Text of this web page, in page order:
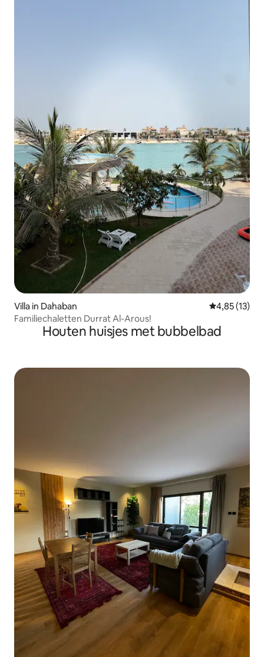
Villa in Dahaban Gemiddelde
4,85 (13)
Familiechaletten Durrat Al-Arous!
Houten huisjes met bubbelbad